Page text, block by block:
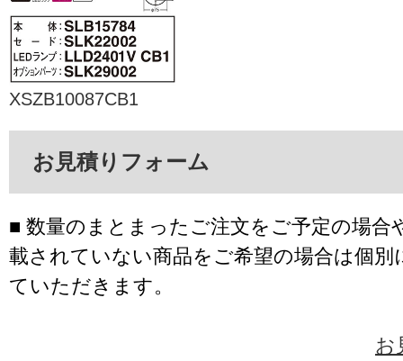
XSZB10087CB1
お見積りフォーム
■ 数量のまとまったご注文をご予定の場合
載されていない商品をご希望の場合は個別
ていただきます。
お